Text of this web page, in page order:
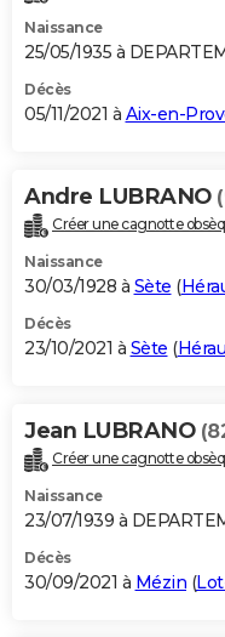
Naissance
25/05/1935 à
Décès
05/11/2021 à Aix-en-
Andre LUBRANO
Créer une cagnotte
Naissance
30/03/1928 à Sète (
Décès
23/10/2021 à Sète (
Jean LUBRANO
Créer une cagnotte
Naissance
23/07/1939 à
Décès
30/09/2021 à Mézin (